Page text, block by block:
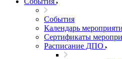
События
Календарь
Сертификаты
Расписание ДПО